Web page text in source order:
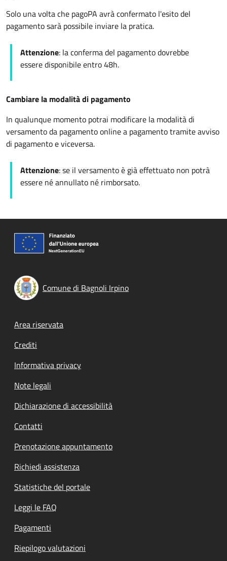
Solo una volta che pagoPA avrà confermato l'esito del
pagamento sarà possibile inviare la pratica.
Attenzione: la conferma del pagamento dovrebbe
essere disponibile entro 48h.
Cambiare la modalità di pagamento
In qualunque momento potrai modificare la modalità di
versamento da pagamento online a pagamento tramite avviso
di pagamento e viceversa.
Attenzione: se il versamento è già effettuato non potrà
essere né annullato né rimborsato.
Comune di Bagnoli Irpino
Footer menu
Area riservata
Crediti
Informativa privacy
Note legali
Dichiarazione di accessibilità
Contatti
Prenotazione appuntamento
Richiedi assistenza
Statistiche del portale
Leggi le FAQ
Pagamenti
Riepilogo valutazioni